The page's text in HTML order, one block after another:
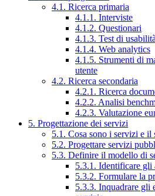
4.1. Ricerca primaria
4.1.1. Interviste
4.1.2. Questionari
4.1.3. Test di usabilità
4.1.4. Web analytics
4.1.5. Strumenti di
utente
4.2. Ricerca secondaria
4.2.1. Ricerca
4.2.2. Analisi
4.2.3. Valutazione
5. Progettazione dei servizi
5.1. Cosa sono i servizi e il
5.2. Progettare servizi
5.3. Definire il modello di
5.3.1. Identificare
5.3.2. Formulare la
5.3.3. Inquadrare gli